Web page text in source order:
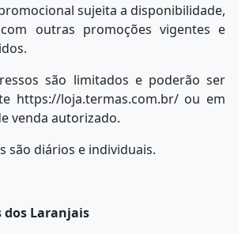
sujeita a disponibilidade,
outras promoções vigentes e
são limitados e poderão ser
https://loja.termas.com.br/ ou em
venda autorizado.
diários e individuais.
dos Laranjais